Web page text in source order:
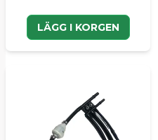
LÄGG I KORGEN